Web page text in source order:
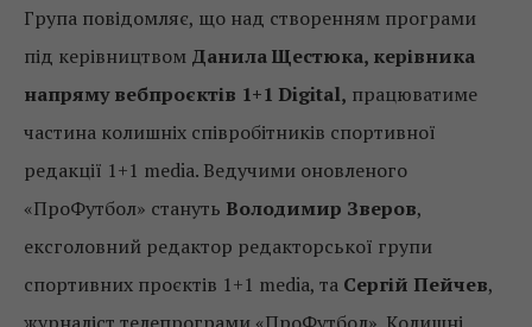
Група повідомляє, що над створенням програми
під керівництвом Данила Щестюка, керівника
напряму вебпроєктів 1+1 Digital, працюватиме
частина колишніх співробітників спортивної
редакції 1+1 media. Ведучими оновленого
«ПроФутбол» стануть Володимир Зверов,
ексголовний редактор редакторської групи
спортивних проєктів 1+1 media, та Сергій Пейчев,